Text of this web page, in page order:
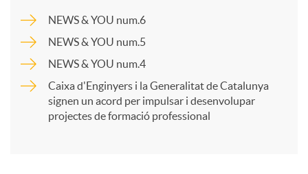
a
r
NEWS & YOU num.6
NEWS & YOU num.5
NEWS & YOU num.4
Caixa d'Enginyers i la Generalitat de Catalunya
signen un acord per impulsar i desenvolupar
projectes de formació professional